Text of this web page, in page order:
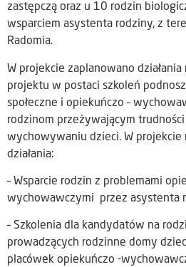
zastępczą oraz u 10 rodzin
wsparciem asystenta rodziny, z
Radomia.
W projekcie zaplanowano
projektu w postaci szkoleń
społeczne i opiekuńczo –
rodzinom przeżywającym
wychowywaniu dzieci. W projekcie
działania:
– Wsparcie rodzin z problemami
wychowawczymi przez asystenta
– Szkolenia dla kandydatów na
prowadzących rodzinne domy
placówek opiekuńczo -